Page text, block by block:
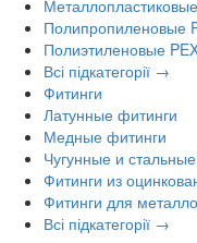
Полипропиленовые
Полиэтиленовые
Всі підкатегорії →
Фитинги
Латунные фитинги
Медные фитинги
Чугунные и
Фитинги из
Фитинги для
Всі підкатегорії →